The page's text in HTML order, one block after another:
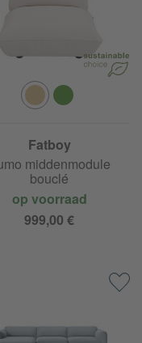
Fatboy
middenmodule
bouclé
op voorraad
999,00 €